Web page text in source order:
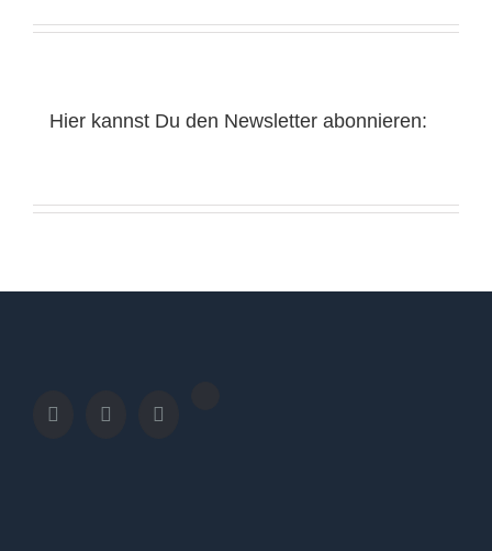
Hier kannst Du den Newsletter abonnieren: